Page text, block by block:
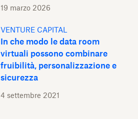
19 marzo 2026
VENTURE CAPITAL
In che modo le data room
virtuali possono combinare
fruibilità, personalizzazione e
sicurezza
4 settembre 2021